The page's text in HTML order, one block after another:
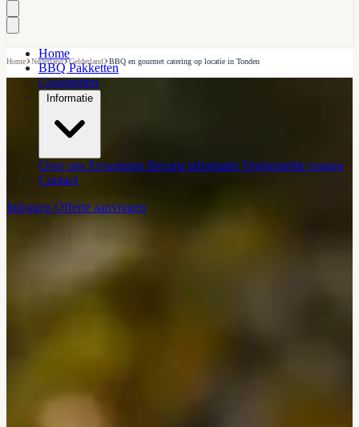
Home
BBQ Pakketten
Gourmetten
Informatie
Over ons Ervaringen Bezorg informatie Veelgestelde vragen
Contact
Inloggen Offerte aanvragen
Home›Nederland›Gelderland›BBQ en gourmet catering op locatie in Tonden